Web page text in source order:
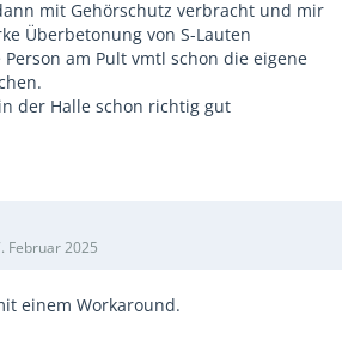
mit Gehörschutz verbracht und mir
Überbetonung von S-Lauten
am Pult vmtl schon die eigene
der Halle schon richtig gut
Februar 2025
einem Workaround.